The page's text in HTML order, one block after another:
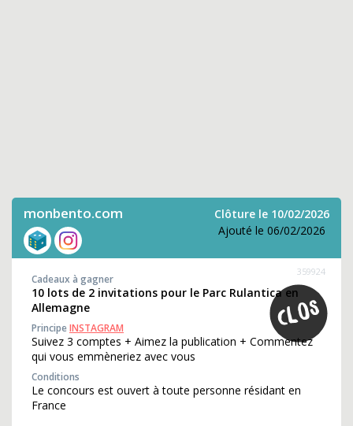
monbento.com
Clôture le 10/02/2026
Ajouté le 06/02/2026
359924
Cadeaux à gagner
10 lots de 2 invitations pour le Parc Rulantica en
Allemagne
PrincipeINSTAGRAM
Suivez 3 comptes + Aimez la publication + Commentez
qui vous emmèneriez avec vous
Conditions
Le concours est ouvert à toute personne résidant en
France